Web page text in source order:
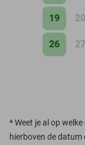
19 20
26 27
*Weet je al op
hierboven de datum